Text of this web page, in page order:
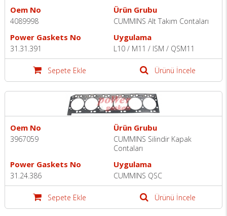
Oem No
4089998
Ürün Grubu
CUMMINS Alt Takım Contaları
Power Gaskets No
31.31.391
Uygulama
L10 / M11 / ISM / QSM11
Sepete Ekle Ürünü İncele
Oem No
3967059
Ürün Grubu
CUMMINS Silindir Kapak
Contaları
Power Gaskets No
31.24.386
Uygulama
CUMMINS QSC
Sepete Ekle Ürünü İncele